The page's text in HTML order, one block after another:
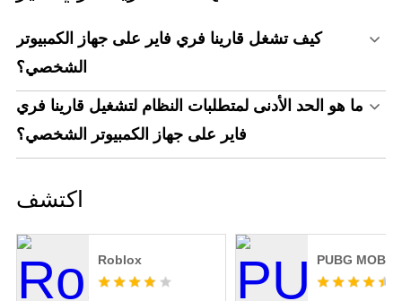
كيف تشغل قارينا فري فاير على جهاز الكمبيوتر
الشخصي؟
ما هو الحد الأدنى لمتطلبات النظام لتشغيل قارينا فري
فاير على جهاز الكمبيوتر الشخصي؟
اكتشف
Roblox PUBG